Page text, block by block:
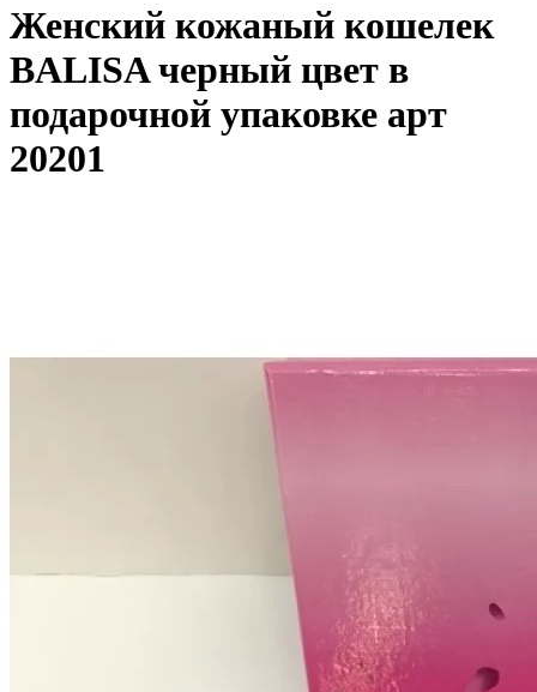
Женский кожаный кошелек
BALISA черный цвет в
подарочной упаковке арт
20201